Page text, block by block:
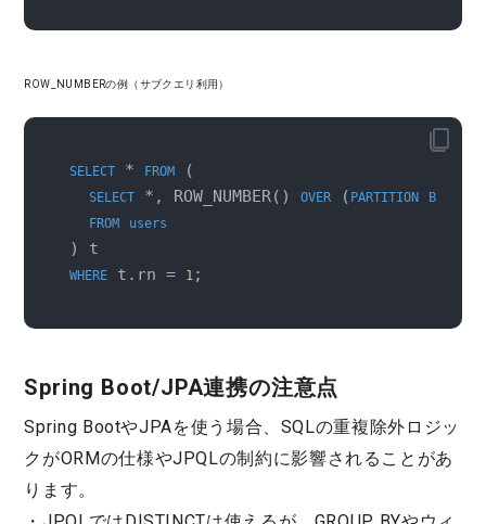
ROW_NUMBERの例（サブクエリ利用）
SELECT * FROM (
SELECT *, ROW_NUMBER() OVER ( PARTITION BY
FROM users
WHERE t.rn = 1;
Spring Boot/JPA連携の注意点
Spring BootやJPAを使う場合、SQLの重複除外ロジッ
クがORMの仕様やJPQLの制約に影響されることがあ
ります。